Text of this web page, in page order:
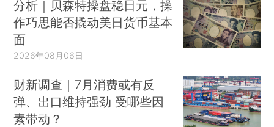
分析｜贝森特操盘稳日元，操
作巧思能否撬动美日货币基本
面
2026年08月06日
财新调查｜7月消费或有反
弹、出口维持强劲 受哪些因
素带动？